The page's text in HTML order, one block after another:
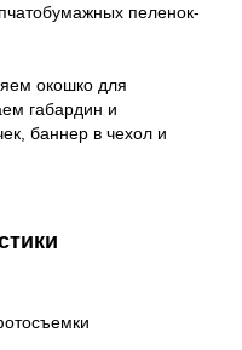
пеленок-
окошко для
габардин и
баннер в чехол и